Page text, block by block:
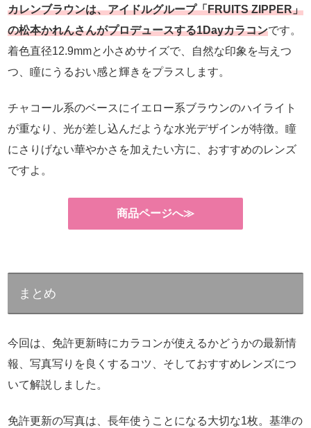
カレンブラウンは、アイドルグループ「FRUITS ZIPPER」
の松本かれんさんがプロデュースする1Dayカラコンです。
着色直径12.9mmと小さめサイズで、自然な印象を与えつ
つ、瞳にうるおい感と輝きをプラスします。
チャコール系のベースにイエロー系ブラウンのハイライト
が重なり、光が差し込んだような水光デザインが特徴。瞳
にさりげない華やかさを加えたい方に、おすすめのレンズ
ですよ。
商品ページへ≫
まとめ
今回は、免許更新時にカラコンが使えるかどうかの最新情
報、写真写りを良くするコツ、そしておすすめレンズにつ
いて解説しました。
免許更新の写真は、長年使うことになる大切な1枚。基準の